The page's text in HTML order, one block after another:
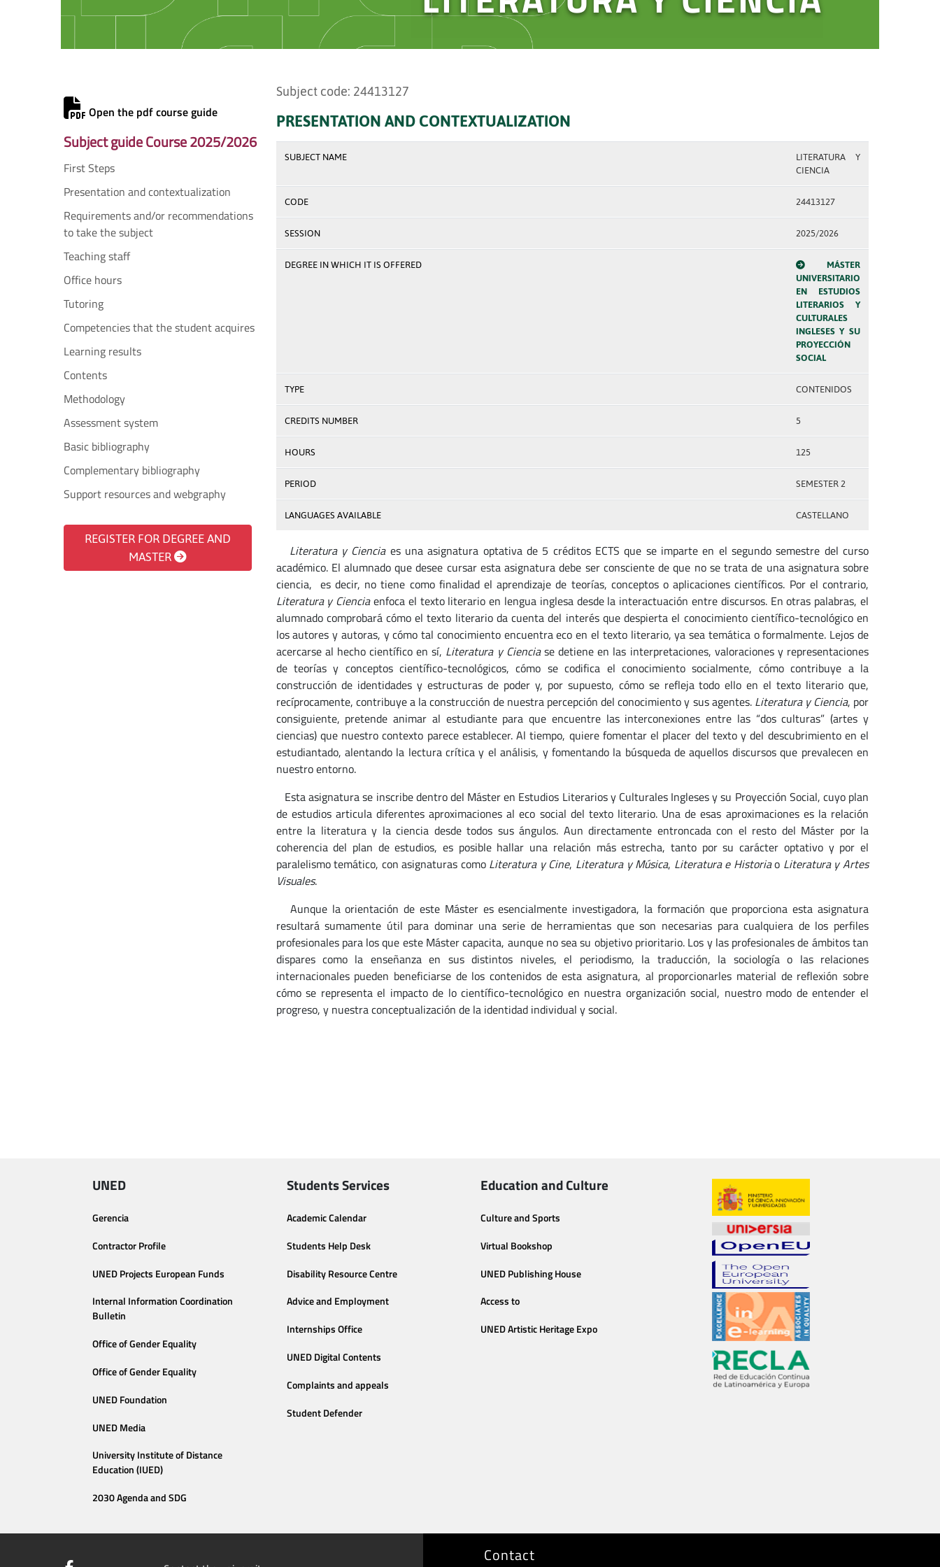
Open the pdf course guide
Subject guide Course 2025/2026
First Steps
Presentation and contextualization
Requirements and/or recommendations
to take the subject
Teaching staff
Office hours
Tutoring
Competencies that the student acquires
Learning results
Contents
Methodology
Assessment system
Basic bibliography
Complementary bibliography
Support resources and webgraphy
REGISTER FOR DEGREE AND
MASTER
Subject code: 24413127
PRESENTATION AND CONTEXTUALIZATION
SUBJECT NAME
LITERATURA Y
CIENCIA
CODE 24413127
SESSION 2025/2026
DEGREE IN WHICH IT IS OFFERED
MÁSTER
UNIVERSITARIO
EN ESTUDIOS
LITERARIOS Y
CULTURALES
INGLESES Y SU
PROYECCIÓN
SOCIAL
TYPE CONTENIDOS
CREDITS NUMBER 5
HOURS 125
PERIOD SEMESTER 2
LANGUAGES AVAILABLE CASTELLANO
Literatura y Cienciaes una asignatura optativa de 5 créditos ECTS que se imparte en el segundo semestre del curso
académico. El alumnado que desee cursar esta asignatura debe ser consciente de que no se trata de una asignatura sobre
ciencia, es decir, no tiene como finalidad el aprendizaje de teorías, conceptos o aplicaciones científicos. Por el contrario,
Literatura y Cienciaenfoca el texto literario en lengua inglesa desde la interactuación entre discursos. En otras palabras, el
alumnado comprobará cómo el texto literario da cuenta del interés que despierta el conocimiento científico-tecnológico en
los autores y autoras, y cómo tal conocimiento encuentra eco en el texto literario, ya sea temática o formalmente. Lejos de
acercarse al hecho científico en sí, Literatura y Cienciase detiene en las interpretaciones, valoraciones y representaciones
de teorías y conceptos científico-tecnológicos, cómo se codifica el conocimiento socialmente, cómo contribuye a la
construcción de identidades y estructuras de poder y, por supuesto, cómo se refleja todo ello en el texto literario que,
recíprocamente, contribuye a la construcción de nuestra percepción del conocimiento y sus agentes. Literatura y Ciencia, por
consiguiente, pretende animar al estudiante para que encuentre las interconexiones entre las “dos culturas” (artes y
ciencias) que nuestro contexto parece establecer. Al tiempo, quiere fomentar el placer del texto y del descubrimiento en el
estudiantado, alentando la lectura crítica y el análisis, y fomentando la búsqueda de aquellos discursos que prevalecen en
nuestro entorno.
Esta asignatura se inscribe dentro del Máster en Estudios Literarios y Culturales Ingleses y su Proyección Social, cuyo plan
de estudios articula diferentes aproximaciones al eco social del texto literario. Una de esas aproximaciones es la relación
entre la literatura y la ciencia desde todos sus ángulos. Aun directamente entroncada con el resto del Máster por la
coherencia del plan de estudios, es posible hallar una relación más estrecha, tanto por su carácter optativo y por el
paralelismo temático, con asignaturas como Literatura y Cine, Literatura y Música, Literatura e Historiao Literatura y Artes
Visuales.
Aunque la orientación de este Máster es esencialmente investigadora, la formación que proporciona esta asignatura
resultará sumamente útil para dominar una serie de herramientas que son necesarias para cualquiera de los perfiles
profesionales para los que este Máster capacita, aunque no sea su objetivo prioritario. Los y las profesionales de ámbitos tan
dispares como la enseñanza en sus distintos niveles, el periodismo, la traducción, la sociología o las relaciones
internacionales pueden beneficiarse de los contenidos de esta asignatura, al proporcionarles material de reflexión sobre
cómo se representa el impacto de lo científico-tecnológico en nuestra organización social, nuestro modo de entender el
progreso, y nuestra conceptualización de la identidad individual y social.
UNED
Gerencia
Contractor Profile
UNED Projects European Funds
Internal Information Coordination
Bulletin
Office of Gender Equality
Office of Gender Equality
UNED Foundation
UNED Media
University Institute of Distance
Education (IUED)
2030 Agenda and SDG
Students Services
Academic Calendar
Students Help Desk
Disability Resource Centre
Advice and Employment
Internships Office
UNED Digital Contents
Complaints and appeals
Student Defender
Education and Culture
Culture and Sports
Virtual Bookshop
UNED Publishing House
Access to
UNED Artistic Heritage Expo
Contact